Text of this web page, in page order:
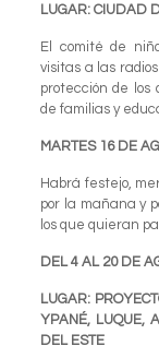
LUGAR: CIUDAD
El comité de
visitas a las
protección de los
de familias y
MARTES 16 DE
Habrá festejo,
por la mañana y
los que quieran
DEL 4 AL 20 DE
LUGAR:
YPANÉ, LUQUE,
DEL ESTE